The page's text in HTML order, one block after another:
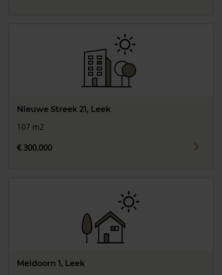
Nieuwe Streek 21, Leek
107 m2
€ 300.000
Meidoorn 1, Leek